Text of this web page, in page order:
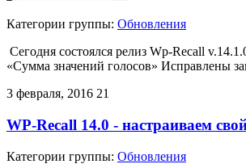
Категории группы: Обновления
Сегодня состоялся релиз Wp-Recall
«Сумма значений голосов» Исправлены
3 февраля, 2016 21
WP-Recall 14.0 - настраиваем
Категории группы: Обновления